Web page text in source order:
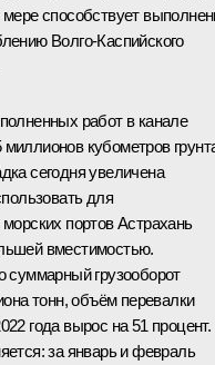
способствует
Волго-Каспийского
работ в канале
кубометров
сегодня увеличена
для
портов Астрахань
вместимостью.
суммарный грузооборот
тонн, объём перевалки
года вырос на 51 процент.
за январь и февраль